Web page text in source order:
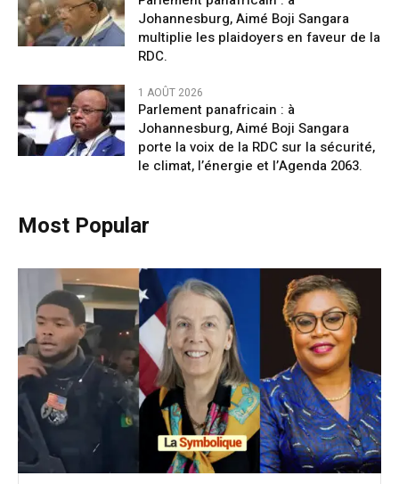
Johannesburg, Aimé Boji Sangara
multiplie les plaidoyers en faveur de la
RDC.
1 AOÛT 2026
Parlement panafricain : à
Johannesburg, Aimé Boji Sangara
porte la voix de la RDC sur la sécurité,
le climat, l’énergie et l’Agenda 2063.
Most Popular